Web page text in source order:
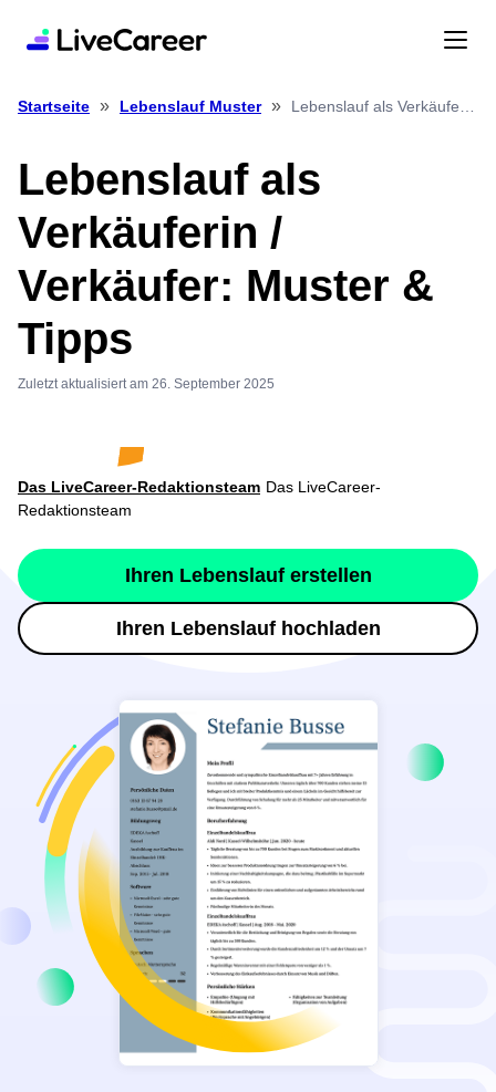
Startseite » Lebenslauf Muster »
Lebenslauf als
Verkäuferin /
Verkäufer: Muster &
Tipps
Zuletzt aktualisiert am 26. September 2025
Das LiveCareer-Redaktionsteam Das LiveCareer-
Redaktionsteam
Ihren Lebenslauf erstellen
Ihren Lebenslauf hochladen